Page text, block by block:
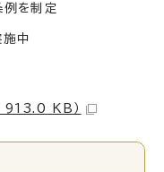
を制定
中
913.0 KB）